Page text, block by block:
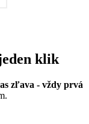
klik
zľava - vždy prvá